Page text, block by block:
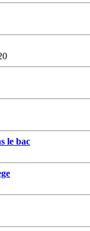
le bac